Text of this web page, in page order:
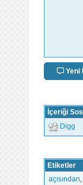
Yeni
İçeriği
Digg
Etiketler
açısından